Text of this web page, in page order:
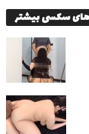
سکسی بیشتر